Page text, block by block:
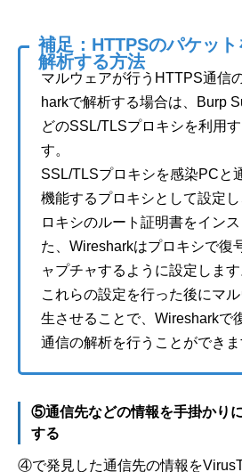
補足：HTTPSのパケッ
解析する方法
マルウェアが行うHTTPS通信
harkで解析する場合は、Burp
どのSSL/TLSプロキシを利用
す。
SSL/TLSプロキシを感染PCと
機能するプロキシとして設定
ロキシのルート証明書をイン
た、Wiresharkはプロキシで復
ャプチャするように設定します
これらの設定を行った後にマ
生させることで、Wiresharkで
通信の解析を行うことができま
⑤通信先などの情報を手掛かり
する
④で発見した通信先の情報を